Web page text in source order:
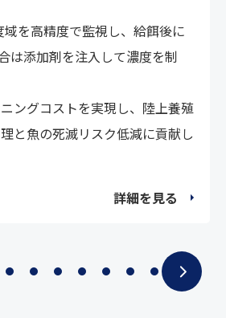
を高精度で監視し、給餌後に
は添加剤を注入して濃度を制
ングコストを実現し、陸上養殖
と魚の死滅リスク低減に貢献し
詳細を見る